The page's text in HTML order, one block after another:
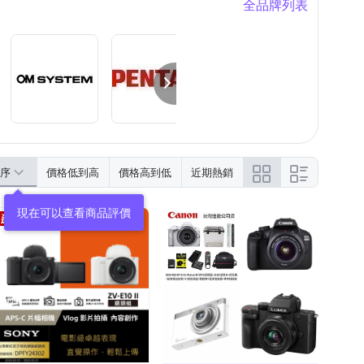
全品牌列表
價格低到高 價格高到低 近期熱銷